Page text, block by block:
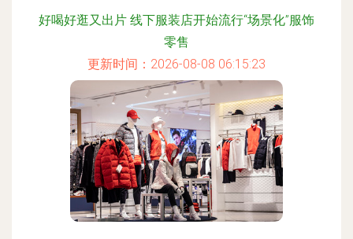
好喝好逛又出片 线下服装店开始流行“场景化”服饰
零售
更新时间：2026-08-08 06:15:23